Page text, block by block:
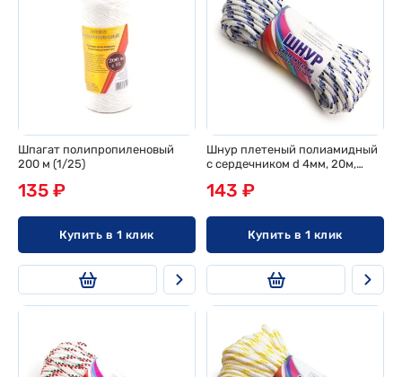
Шпагат полипропиленовый
200 м (1/25)
135 ₽
Купить в 1 клик
Шнур плетеный полиамидный
с сердечником d 4мм, 20м,
143 ₽
Купить в 1 клик